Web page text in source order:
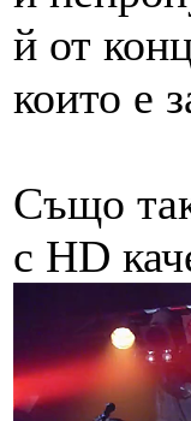
й от
които е
Също
с HD